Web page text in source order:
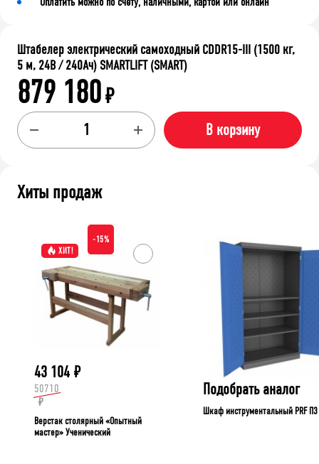
Штабелер электрический самоходный CDDR15-III (1500 кг,
5 м, 24В / 240Ач) SMARTLIFT (SMART)
879 180₽
В корзину
Хиты продаж
ХИТ!
-15%
43 104 ₽
50710
₽
Верстак столярный «Опытный
мастер» Ученический
Подобрать аналог
Шкаф инструментальный PRF П3